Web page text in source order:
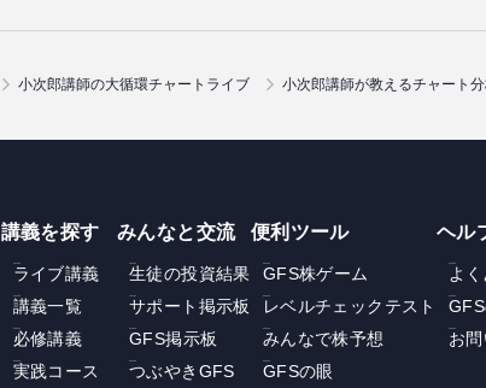
小次郎講師の大循環チャートライブ 小次郎講師が教えるチャート
講義を探す
ライブ講義
講義一覧
必修講義
実践コース
みんなと交流
生徒の投資結果
サポート掲示板
GFS掲示板
つぶやきGFS
便利ツール
GFS株ゲーム
レベルチェックテスト
みんなで株予想
GFSの眼
ヘル
よ
お